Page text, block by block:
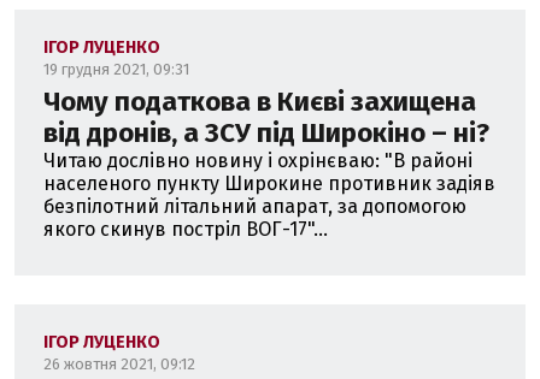
ІГОР ЛУЦЕНКО
19 грудня 2021, 09:31
Чому податкова в Києві захищена
від дронів, а ЗСУ під Широкіно – ні?
Читаю дослівно новину і охрінєваю: "В районі
населеного пункту Широкине противник задіяв
безпілотний літальний апарат, за допомогою
якого скинув постріл ВОГ-17"...
ІГОР ЛУЦЕНКО
26 жовтня 2021, 09:12